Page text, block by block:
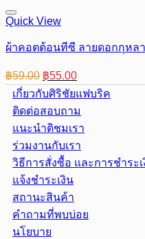
Quick View
ผ้าคอตต้อนทีซี ลายดอกกุหล
฿59.00 Original
price
was:
฿59.00.
฿55.00Current
price
is:
฿55.00.
เกี่ยวกับศิริชัยแฟบริค
ติดต่อสอบถาม
แนะนำติชมเรา
ร่วมงานกับเรา
วิธีการสั่งซื้อ และการชำระ
แจ้งชำระเงิน
สถานะสินค้า
คำถามที่พบบ่อย
นโยบาย